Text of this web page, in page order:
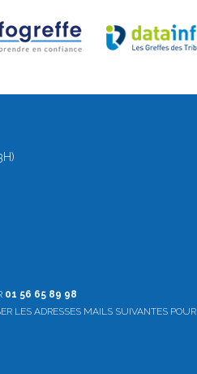
01 56 65 89 98
LES ADRESSES MAILS SUIVANTES POUR